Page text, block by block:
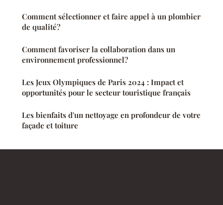
Comment sélectionner et faire appel à un plombier
de qualité?
Comment favoriser la collaboration dans un
environnement professionnel?
Les Jeux Olympiques de Paris 2024 : Impact et
opportunités pour le secteur touristique français
Les bienfaits d'un nettoyage en profondeur de votre
façade et toiture